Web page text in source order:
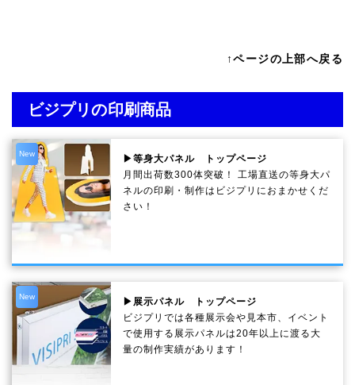
↑ページの上部へ戻る
ビジプリの印刷商品
New
▶等身大パネル トップページ
月間出荷数300体突破！ 工場直送の等身大パ
ネルの印刷・制作は ビジプリ におまかせくだ
さい！
New
▶展示パネル トップページ
ビジプリでは各種展示会や見本市、イベント
で使用する展示パネルは20年以上に渡る大
量の制作実績があります！